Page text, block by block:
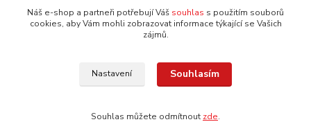
eshopmb@seznam.cz
© Copyright 2024 Martha Black
Náš e-shop a partneři potřebují Váš souhlas s použitím souborů
cookies, aby Vám mohli zobrazovat informace týkající se Vašich
zájmů.
Nastavení Souhlasím
Souhlas můžete odmítnout zde.